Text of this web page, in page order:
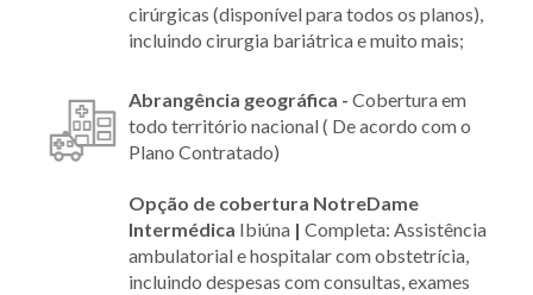
cirúrgicas (disponível para todos os planos),
incluindo cirurgia bariátrica e muito mais;
Abrangência geográfica - Cobertura em
todo território nacional ( De acordo com o
Plano Contratado)
Opção de cobertura NotreDame
Intermédica Ibiúna | Completa: Assistência
ambulatorial e hospitalar com obstetrícia,
incluindo despesas com consultas, exames